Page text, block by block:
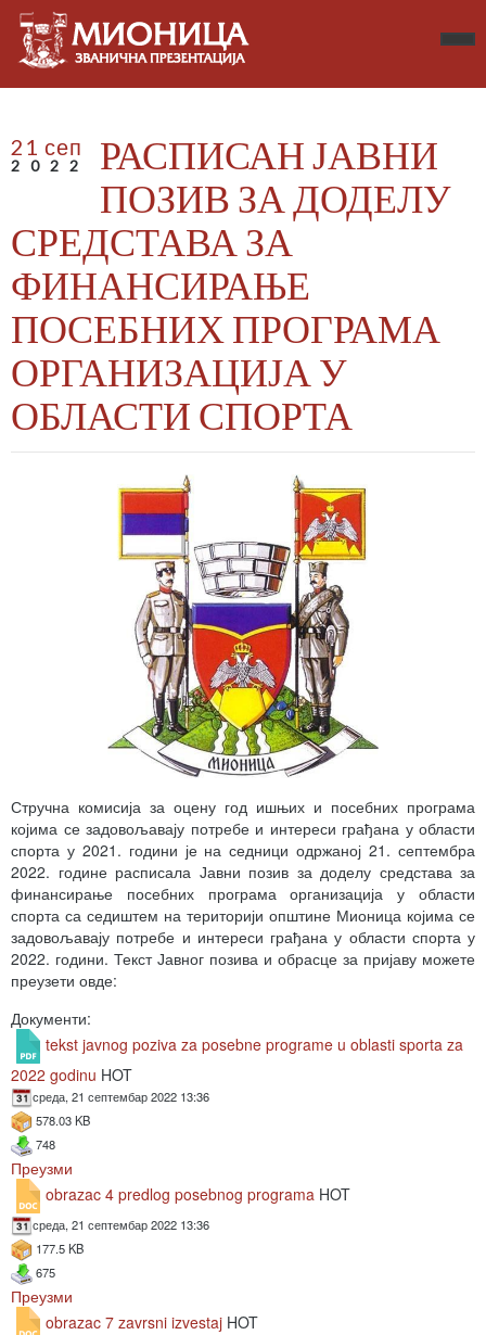
21 сеп
2022
РАСПИСАН ЈАВНИ
ПОЗИВ ЗА ДОДЕЛУ
СРЕДСТАВА ЗА
ФИНАНСИРАЊЕ
ПОСЕБНИХ ПРОГРАМА
ОРГАНИЗАЦИЈА У
ОБЛАСТИ СПОРТА
Стручна комисија за оцену год ишњих и посебних програма
којима се задовољавају потребе и интереси грађана у области
спорта у 2021. години је на седници одржаној 21. септембра
2022. године расписала Јавни позив за доделу средстава за
финансирање посебних програма организација у области
спорта са седиштем на територији општине Мионица којима се
задовољавају потребе и интереси грађана у области спорта у
2022. години. Текст Јавног позива и обрасце за пријаву можете
преузети овде:
Документи:
tekst javnog poziva za posebne programe u oblasti sporta za
2022 godinu HOT
среда, 21 септембар 2022 13:36
578.03 KB
748
Преузми
obrazac 4 predlog posebnog programa HOT
среда, 21 септембар 2022 13:36
177.5 KB
675
Преузми
obrazac 7 zavrsni izvestaj HOT